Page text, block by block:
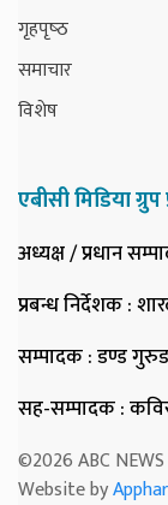
गृहपृष्‍ठ
समाचार
विशेष
एबीसी मिडिया ग्रुप
अध्यक्ष / प्रधान
प्रबन्ध निर्देशक:
सम्पादक: डण्ड
सह-सम्पादक:
©2026 ABC
Website by